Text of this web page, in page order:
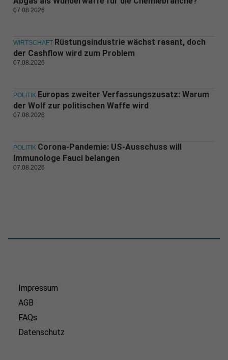
07.08.2026
WIRTSCHAFT Rüstungsindustrie wächst rasant, doch
der Cashflow wird zum Problem
07.08.2026
POLITIK Europas zweiter Verfassungszusatz: Warum
der Wolf zur politischen Waffe wird
07.08.2026
POLITIK Corona-Pandemie: US-Ausschuss will
Immunologe Fauci belangen
07.08.2026
Impressum
AGB
FAQs
Datenschutz